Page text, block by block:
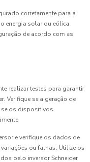
corretamente para a
energia solar ou eólica.
de acordo com as
realizar testes para garantir
Verifique se a geração de
se os dispositivos
e verifique os dados de
ou falhas. Utilize os
pelo inversor Schneider